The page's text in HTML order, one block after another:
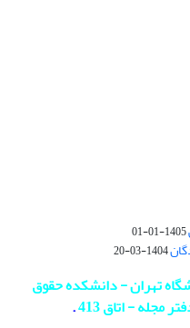
1405-01-01
1404-03-20
تهران - دانشکده حقوق
.